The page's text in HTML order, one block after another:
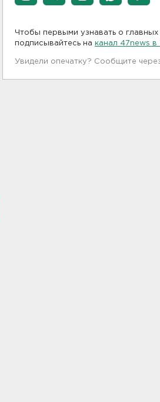
Чтобы первыми узнавать о
подписывайтесь на канал 47news в
Увидели опечатку? Сообщите